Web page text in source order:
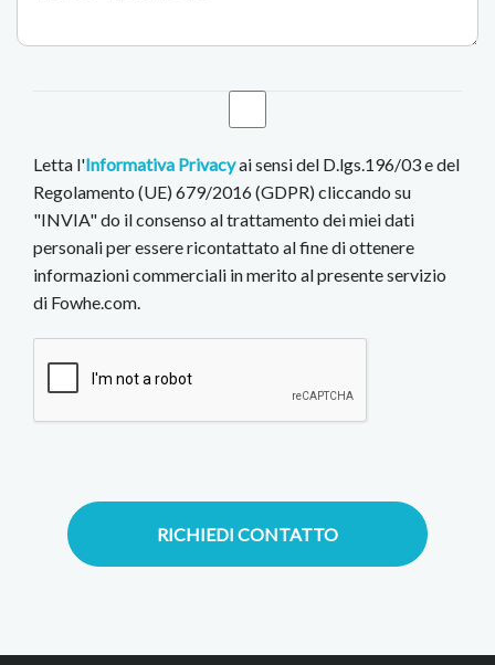
Letta l'Informativa Privacyai sensi del D.lgs.196/03 e del
Regolamento (UE) 679/2016 (GDPR) cliccando su
"INVIA" do il consenso al trattamento dei miei dati
personali per essere ricontattato al fine di ottenere
informazioni commerciali in merito al presente servizio
di Fowhe.com.
RICHIEDI CONTATTO